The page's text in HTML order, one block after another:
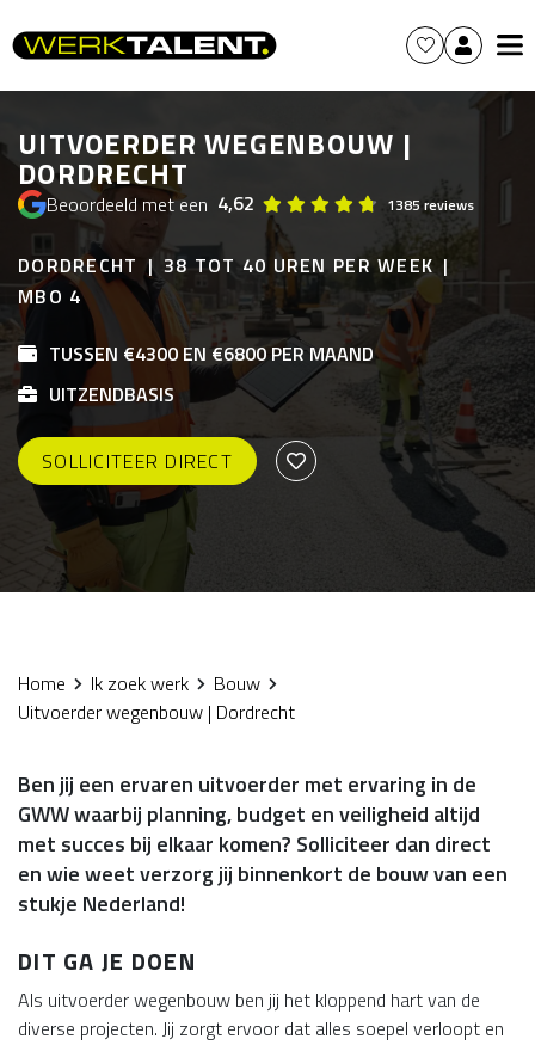
UITVOERDER WEGENBOUW |
DORDRECHT
Beoordeeld met een 4,62 1385 reviews
DORDRECHT
38 TOT 40 UREN PER WEEK
MBO 4
TUSSEN €4300 EN €6800 PER MAAND
UITZENDBASIS
SOLLICITEER DIRECT
Home Ik zoek werk
Bouw
Uitvoerder wegenbouw | Dordrecht
Ben jij een ervaren uitvoerder met ervaring in de
GWW waarbij planning, budget en veiligheid altijd
met succes bij elkaar komen? Solliciteer dan direct
en wie weet verzorg jij binnenkort de bouw van een
stukje Nederland!
DIT GA JE DOEN
Als uitvoerder wegenbouw ben jij het kloppend hart van de
diverse projecten. Jij zorgt ervoor dat alles soepel verloopt en